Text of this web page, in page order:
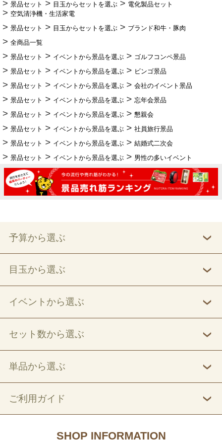
景品セット
目玉からセットを選ぶ
電化製品セット
空気清浄機・生活家電
景品セット
目玉からセットを選ぶ
ブランド和牛・豚肉
全商品一覧
景品セット
イベントから景品を選ぶ
ゴルフコンペ景品
景品セット
イベントから景品を選ぶ
ビンゴ景品
景品セット
イベントから景品を選ぶ
会社のイベント景品
景品セット
イベントから景品を選ぶ
忘年会景品
景品セット
イベントから景品を選ぶ
懇親会
景品セット
イベントから景品を選ぶ
社員旅行景品
景品セット
イベントから景品を選ぶ
結婚式二次会
景品セット
イベントから景品を選ぶ 男性の多いイベント
予算から選ぶ
目玉から選ぶ
イベントから選ぶ
セット数から選ぶ
単品から選ぶ
ご利用ガイド
SHOP INFORMATION